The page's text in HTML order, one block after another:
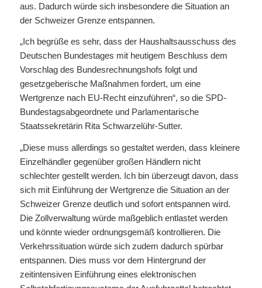
aus. Dadurch würde sich insbesondere die Situation an
der Schweizer Grenze entspannen.
„Ich begrüße es sehr, dass der Haushaltsausschuss des
Deutschen Bundestages mit heutigem Beschluss dem
Vorschlag des Bundesrechnungshofs folgt und
gesetzgeberische Maßnahmen fordert, um eine
Wertgrenze nach EU-Recht einzuführen“, so die SPD-
Bundestagsabgeordnete und Parlamentarische
Staatssekretärin Rita Schwarzelühr-Sutter.
„Diese muss allerdings so gestaltet werden, dass kleinere
Einzelhändler gegenüber großen Händlern nicht
schlechter gestellt werden. Ich bin überzeugt davon, dass
sich mit Einführung der Wertgrenze die Situation an der
Schweizer Grenze deutlich und sofort entspannen wird.
Die Zollverwaltung würde maßgeblich entlastet werden
und könnte wieder ordnungsgemäß kontrollieren. Die
Verkehrssituation würde sich zudem dadurch spürbar
entspannen. Dies muss vor dem Hintergrund der
zeitintensiven Einführung eines elektronischen